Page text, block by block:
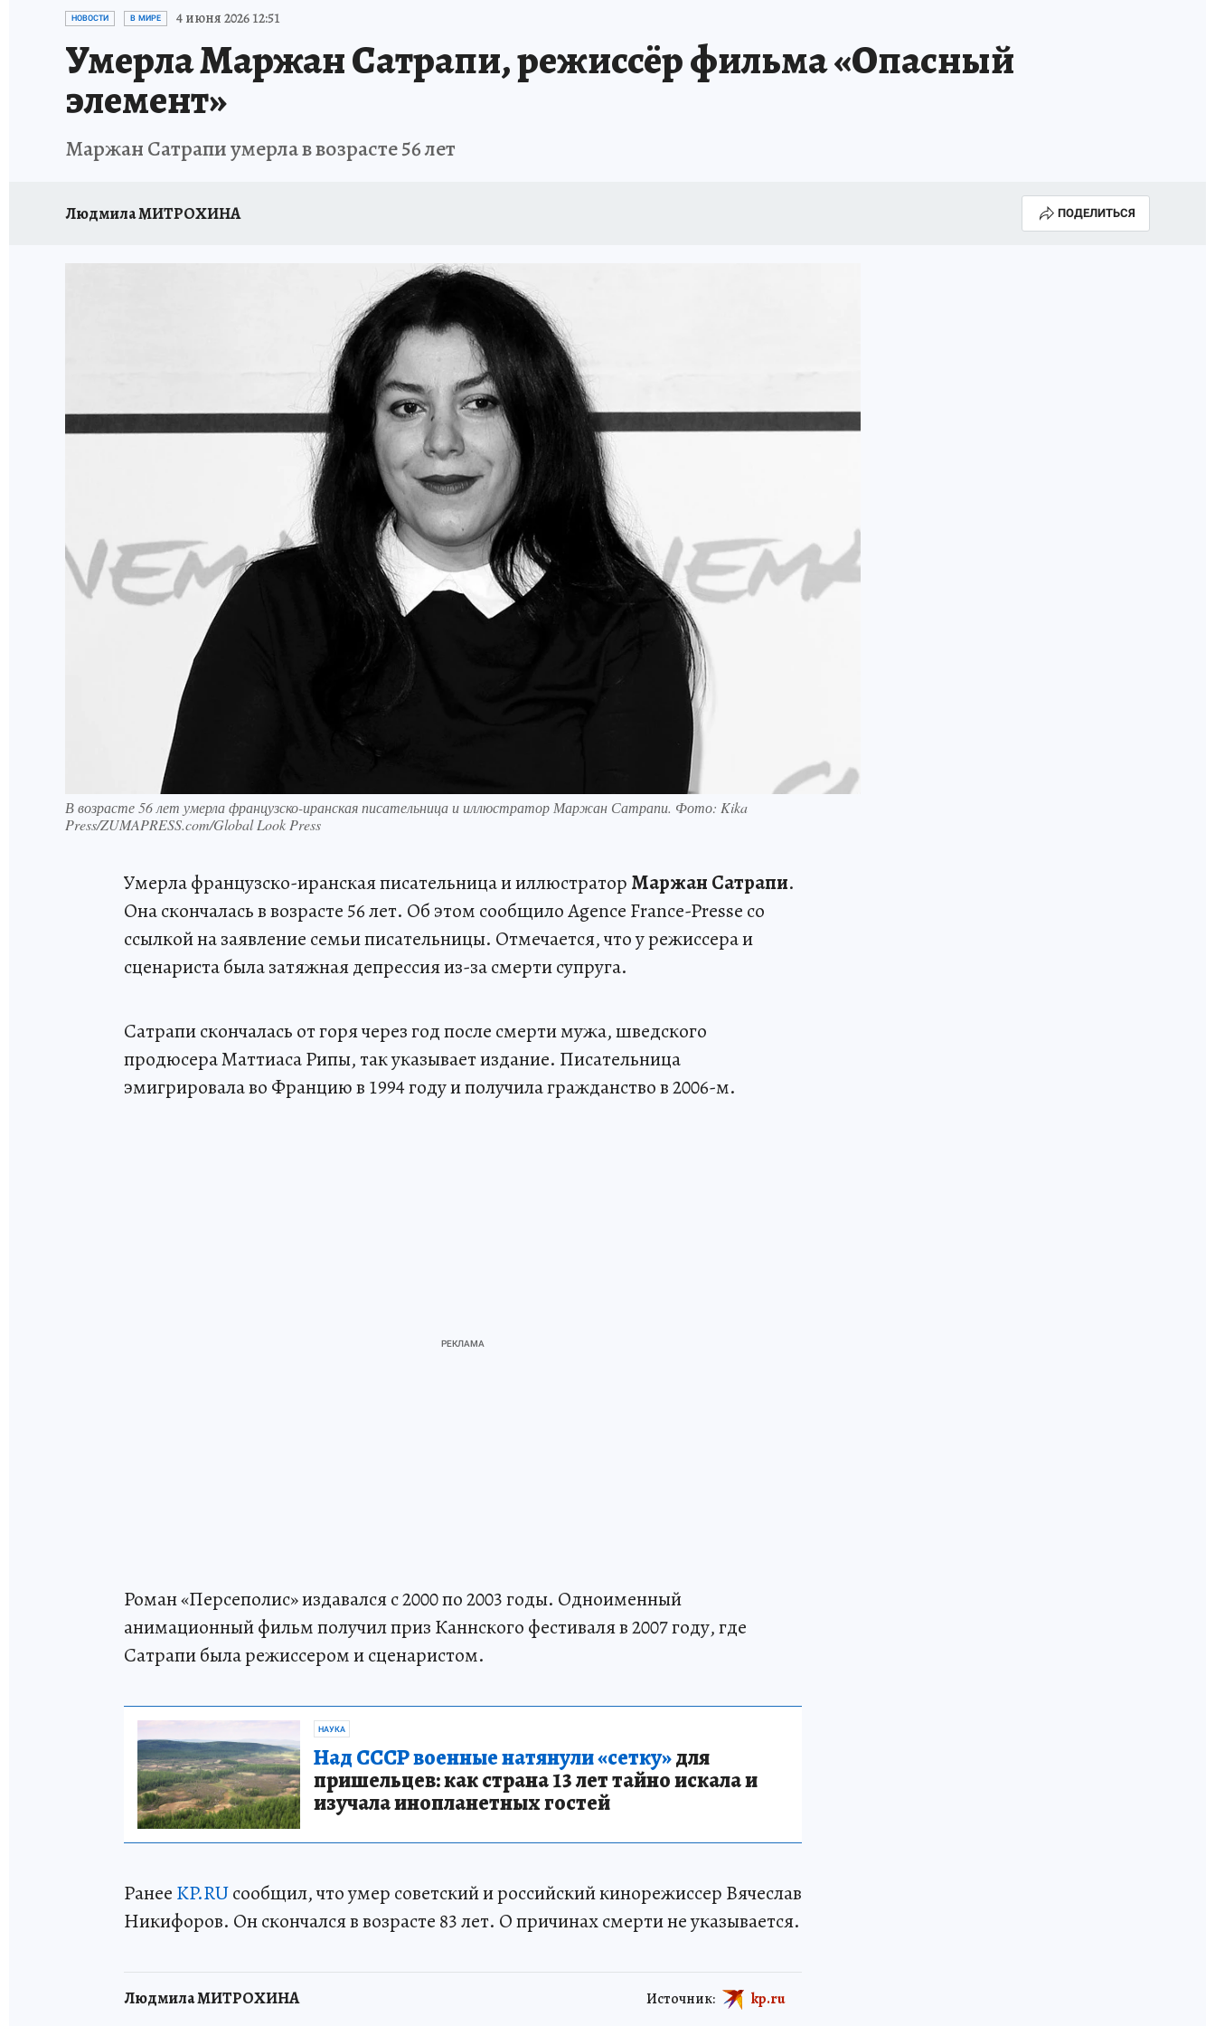
ИСПЫТАНО НА СЕБЕ
НОВОСТИ В МИРЕ 4 июня 2026 12:51
Умерла Маржан Сатрапи, режиссёр фильма «Опасный
элемент»
Маржан Сатрапи умерла в возрасте 56 лет
Людмила МИТРОХИНА ПОДЕЛИТЬСЯ
В возрасте 56 лет умерла французско-иранская писательница и иллюстратор Маржан Сатрапи. Фото: Kika
Press/ZUMAPRESS.com/Global Look Press
Умерла французско-иранская писательница и иллюстратор Маржан Сатрапи.
Она скончалась в возрасте 56 лет. Об этом сообщило Agence France-Presse со
ссылкой на заявление семьи писательницы. Отмечается, что у режиссера и
сценариста была затяжная депрессия из-за смерти супруга.
Сатрапи скончалась от горя через год после смерти мужа, шведского
продюсера Маттиаса Рипы, так указывает издание. Писательница
эмигрировала во Францию в 1994 году и получила гражданство в 2006-м.
Роман «Персеполис» издавался с 2000 по 2003 годы. Одноименный
анимационный фильм получил приз Каннского фестиваля в 2007 году, где
Сатрапи была режиссером и сценаристом.
НАУКА
Над СССР военные натянули «сетку»для
пришельцев: как страна 13 лет тайно искала и
изучала инопланетных гостей
Ранее KP.RUсообщил, что умер советский и российский кинорежиссер Вячеслав
Никифоров. Он скончался в возрасте 83 лет. О причинах смерти не указывается.
Людмила МИТРОХИНА Источник: kp.ru